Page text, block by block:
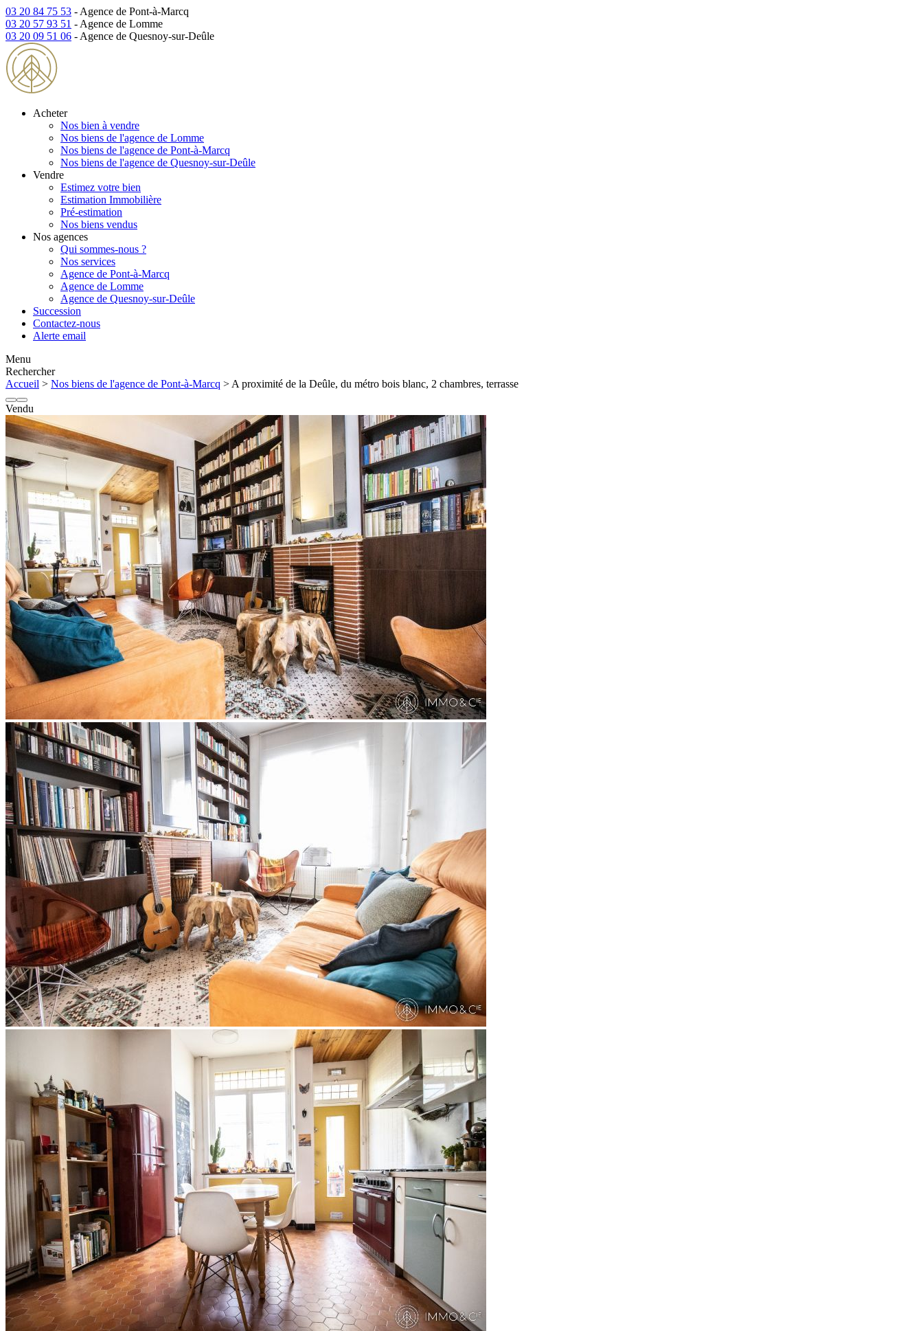
03 20 84 75 53 - Agence de Pont-à-Marcq
03 20 57 93 51 - Agence de Lomme
03 20 09 51 06 - Agence de Quesnoy-sur-Deûle
Acheter
Nos bien à vendre
Nos biens de l'agence de Lomme
Nos biens de l'agence de Pont-à-Marcq
Nos biens de l'agence de Quesnoy-sur-Deûle
Vendre
Estimez votre bien
Estimation Immobilière
Pré-estimation
Nos biens vendus
Nos agences
Qui sommes-nous ?
Nos services
Agence de Pont-à-Marcq
Agence de Lomme
Agence de Quesnoy-sur-Deûle
Succession
Contactez-nous
Alerte email
Menu
Rechercher
Accueil > Nos biens de l'agence de Pont-à-Marcq > A proximité de la Deûle, du métro bois blanc, 2 chambres, terrasse
Vendu